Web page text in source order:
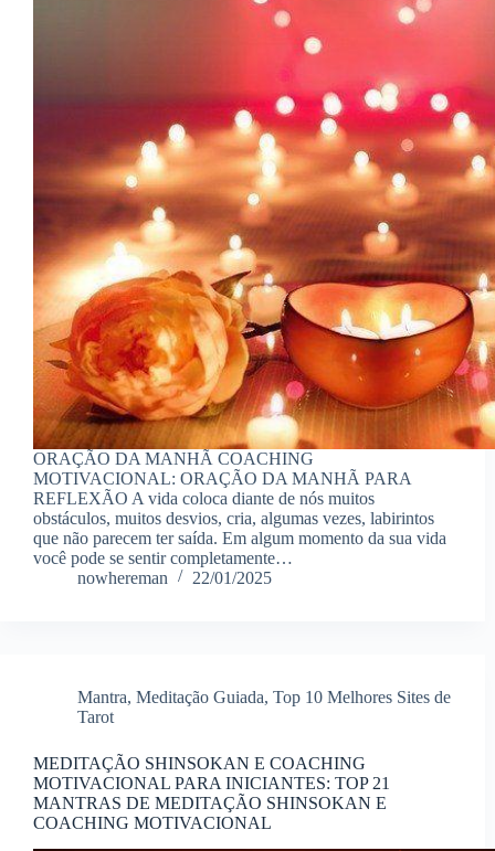
ORAÇÃO DA MANHÃ COACHING
MOTIVACIONAL: ORAÇÃO DA MANHÃ PARA
REFLEXÃO A vida coloca diante de nós muitos
obstáculos, muitos desvios, cria, algumas vezes, labirintos
que não parecem ter saída. Em algum momento da sua vida
você pode se sentir completamente…
nowhereman
22/01/2025
Mantra, Meditação Guiada, Top 10 Melhores Sites de
Tarot
MEDITAÇÃO SHINSOKAN E COACHING
MOTIVACIONAL PARA INICIANTES: TOP 21
MANTRAS DE MEDITAÇÃO SHINSOKAN E
COACHING MOTIVACIONAL